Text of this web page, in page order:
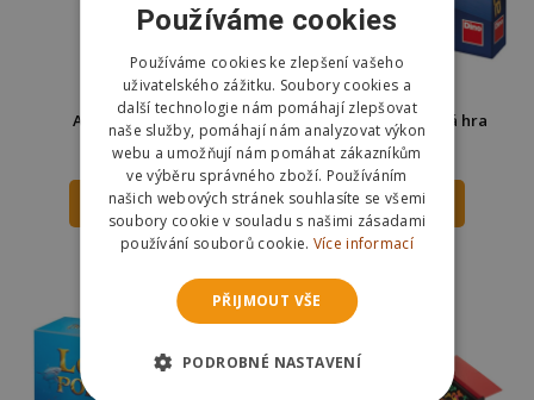
Albi Hra Bean bag
589 Kč 599 Kč
DO KOŠÍKU
Skladem
zítra
Dino AZ kvíz rodinná hra
372 Kč 469 Kč
DO KOŠÍKU
Skladem
Odešleme
Používáme cookies
Používáme cookies ke zlepšení vašeho
uživatelského zážitku. Soubory cookies a
další technologie nám pomáhají zlepšovat
naše služby, pomáhají nám analyzovat výkon
webu a umožňují nám pomáhat zákazníkům
ve výběru správného zboží. Používáním
našich webových stránek souhlasíte se všemi
soubory cookie v souladu s našimi zásadami
používání souborů cookie. Více informací
PŘIJMOUT VŠE
PODROBNÉ NASTAVENÍ